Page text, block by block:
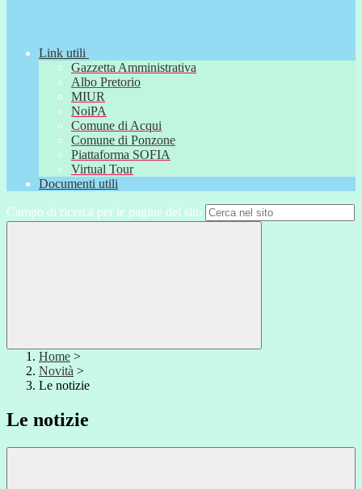
Link utili
Gazzetta Amministrativa
Albo Pretorio
MIUR
NoiPA
Comune di Acqui
Comune di Ponzone
Piattaforma SOFIA
Virtual Tour
Documenti utili
Campo di ricerca per le pagine del sito
Home >
Novità >
Le notizie
Le notizie